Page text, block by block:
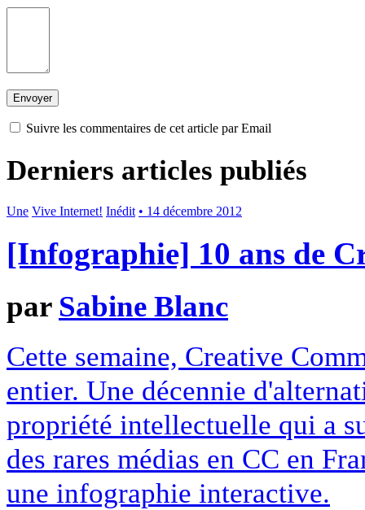
Suivre les commentaires de cet article par Email
Derniers articles publiés
Une Vive Internet! Inédit • 14 décembre 2012
[Infographie] 10 ans de
par Sabine Blanc
Cette semaine, Creative
entier. Une décennie
propriété intellectuelle qui a
des rares médias en CC en
une infographie interactive.